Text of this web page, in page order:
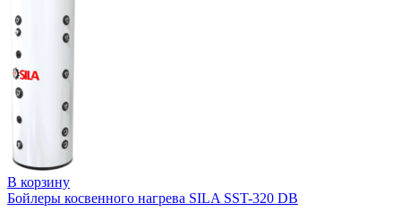
В корзину
Бойлеры косвенного нагрева SILA SST-320 DB